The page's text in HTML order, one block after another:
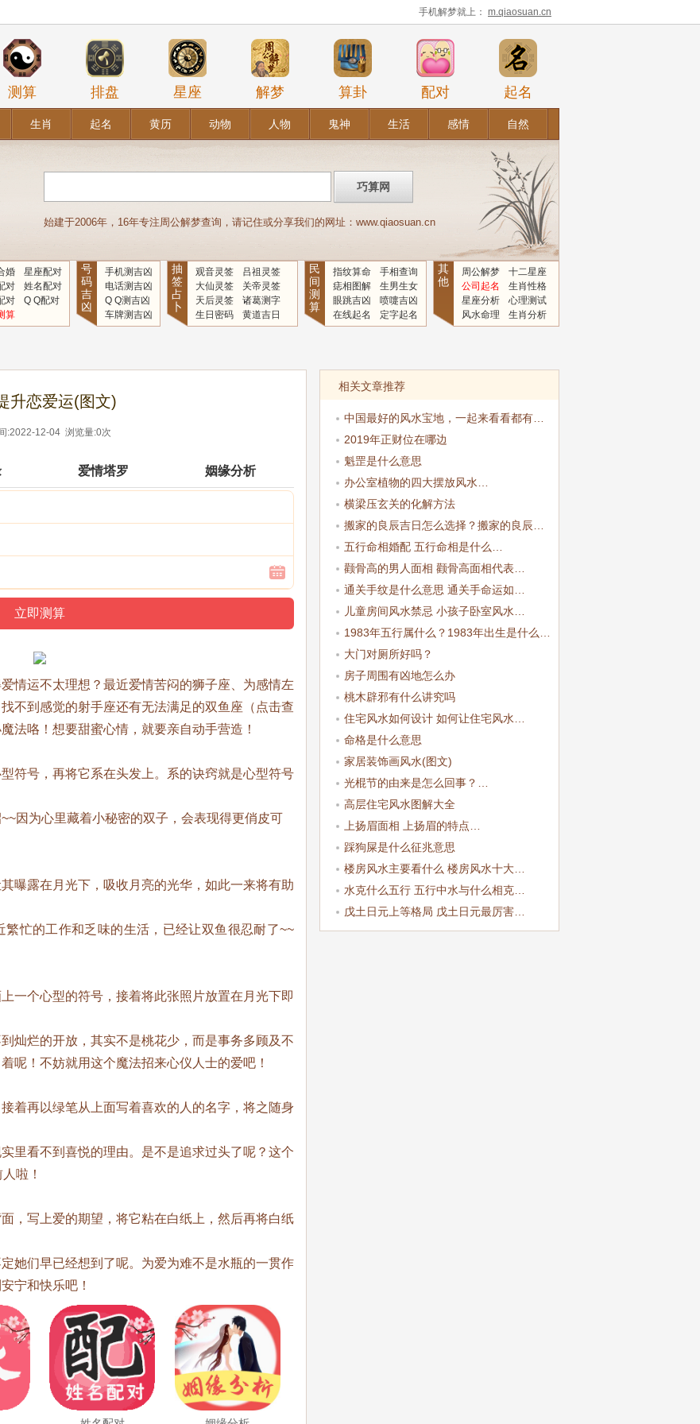
手机解梦就上： m.qiaosuan.cn
测算 排盘 星座 解梦 算卦 配对 起名
生肖 起名 黄历 动物 人物 鬼神 生活 感情 自然
始建于2006年，16年专注周公解梦查询，请记住或分享我们的网址：www.qiaosuan.cn
婚
星座配对
对
姓名配对
对
Q Q配对
算
号
码
吉
凶
手机测吉凶
电话测吉凶
Q Q测吉凶
车牌测吉凶
抽
签
占
卜
观音灵签
吕祖灵签
大仙灵签
关帝灵签
天后灵签
诸葛测字
生日密码
黄道吉日
民
间
测
算
指纹算命
手相查询
痣相图解
生男生女
眼跳吉凶
喷嚏吉凶
在线起名
定字起名
其
他
周公解梦
十二星座
公司起名
生肖性格
星座分析
心理测试
风水命理
生肖分析
升恋爱运(图文)
:2022-12-04 浏览量:0次
爱情塔罗 姻缘分析
情运不太理想？最近爱情苦闷的狮子座、为感情左
不到感觉的射手座还有无法满足的双鱼座（点击查
咯！想要甜蜜心情，就要亲自动手营造！
符号，再将它系在头发上。系的诀窍就是心型符号
因为心里藏着小秘密的双子，会表现得更俏皮可
曝露在月光下，吸收月亮的光华，如此一来将有助
忙的工作和乏味的生活，已经让双鱼很忍耐了~~
一个心型的符号，接着将此张照片放置在月光下即
灿烂的开放，其实不是桃花少，而是事务多顾及不
呢！不妨就用这个魔法招来心仪人士的爱吧！
着再以绿笔从上面写着喜欢的人的名字，将之随身
里看不到喜悦的理由。是不是追求过头了呢？这个
啦！
，写上爱的期望，将它粘在白纸上，然后再将白纸
她们早已经想到了呢。为爱为难不是水瓶的一贯作
宁和快乐吧！
相关文章推荐
中国最好的风水宝地，一起来看看都有…
2019年正财位在哪边
魁罡是什么意思
办公室植物的四大摆放风水…
横梁压玄关的化解方法
搬家的良辰吉日怎么选择？搬家的良辰…
五行命相婚配 五行命相是什么…
颧骨高的男人面相 颧骨高面相代表…
通关手纹是什么意思 通关手命运如…
儿童房间风水禁忌 小孩子卧室风水…
1983年五行属什么？1983年出生是什么…
大门对厕所好吗？
房子周围有凶地怎么办
桃木辟邪有什么讲究吗
住宅风水如何设计 如何让住宅风水…
命格是什么意思
家居装饰画风水(图文)
光棍节的由来是怎么回事？…
高层住宅风水图解大全
上扬眉面相 上扬眉的特点…
踩狗屎是什么征兆意思
楼房风水主要看什么 楼房风水十大…
水克什么五行 五行中水与什么相克…
戊土日元上等格局 戊土日元最厉害…